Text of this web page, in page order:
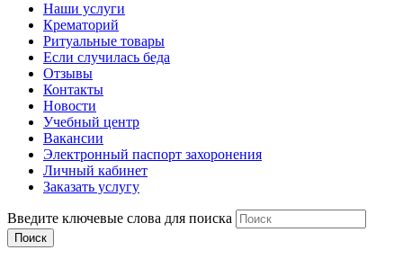
Наши услуги
Крематорий
Ритуальные товары
Если случилась беда
Отзывы
Контакты
Новости
Учебный центр
Вакансии
Электронный паспорт захоронения
Личный кабинет
Заказать услугу
Введите ключевые слова для поиска